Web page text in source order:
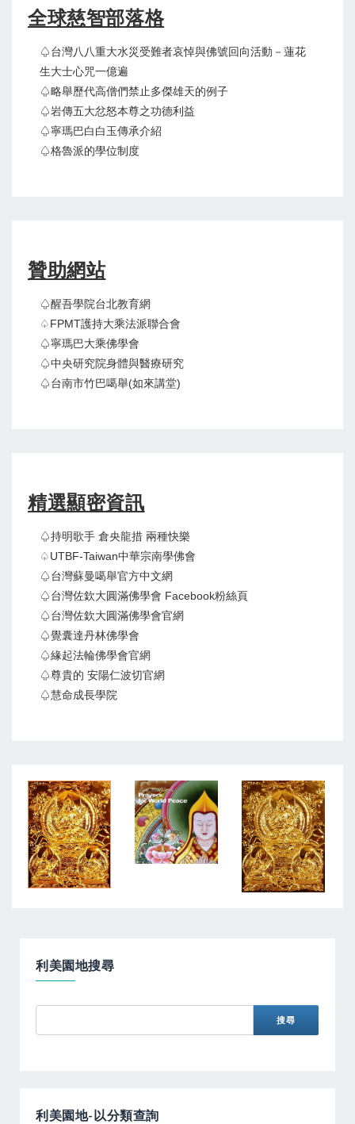
全球慈智部落格
♤台灣八八重大水災受難者哀悼與佛號回向活動－蓮花
生大士心咒一億遍
♤略舉歷代高僧們禁止多傑雄天的例子
♤岩傳五大忿怒本尊之功德利益
♤寧瑪巴白白玉傳承介紹
♤格魯派的學位制度
贊助網站
♤醒吾學院台北教育網
♤FPMT護持大乘法派聯合會
♤寧瑪巴大乘佛學會
♤中央研究院身體與醫療研究
♤台南市竹巴噶舉(如來講堂)
精選顯密資訊
♤持明歌手 倉央龍措 兩種快樂
♤UTBF-Taiwan中華宗南學佛會
♤台灣蘇曼噶舉官方中文網
♤台灣佐欽大圓滿佛學會 Facebook粉絲頁
♤台灣佐欽大圓滿佛學會官網
♤覺囊達丹林佛學會
♤緣起法輪佛學會官網
♤尊貴的 安陽仁波切官網
♤慧命成長學院
利美園地搜尋
利美園地-以分類查詢